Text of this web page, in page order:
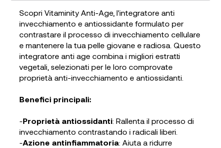
Scopri Vitaminity Anti-Age, l'integratore anti
invecchiamento e antiossidante formulato per
contrastare il processo di invecchiamento cellulare
e mantenere la tua pelle giovane e radiosa. Questo
integratore anti age combina i migliori estratti
vegetali, selezionati per le loro comprovate
proprietà anti-invecchiamento e antiossidanti.
Benefici principali:
-Proprietà antiossidanti: Rallenta il processo di
invecchiamento contrastando i radicali liberi.
-Azione antinfiammatoria: Aiuta a ridurre